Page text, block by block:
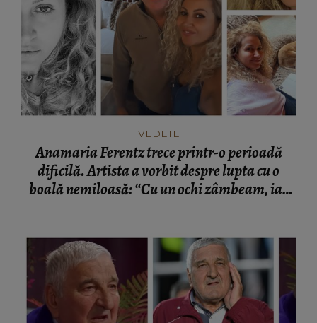
VEDETE
Anamaria Ferentz trece printr-o perioadă
dificilă. Artista a vorbit despre lupta cu o
boală nemiloasă: “Cu un ochi zâmbeam, iar